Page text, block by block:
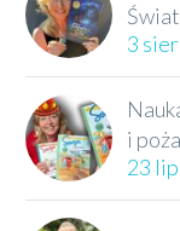
3
i
23